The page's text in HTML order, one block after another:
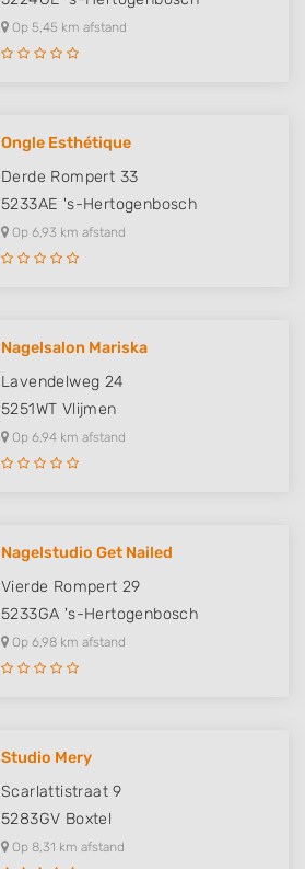
Op 5,45 km afstand
Ongle Esthétique
Derde Rompert 33
5233AE 's-Hertogenbosch
Op 6,93 km afstand
Nagelsalon Mariska
Lavendelweg 24
5251WT Vlijmen
Op 6,94 km afstand
Nagelstudio Get Nailed
Vierde Rompert 29
5233GA 's-Hertogenbosch
Op 6,98 km afstand
Studio Mery
Scarlattistraat 9
5283GV Boxtel
Op 8,31 km afstand